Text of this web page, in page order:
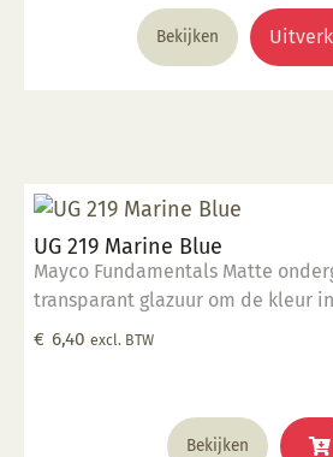
€ 5,63. € 1,24.
Bekijken
UG 219 Marine Blue
Mayco Fundamentals Matte
transparant glazuur om de kleur
Geschikt voor gebruiksgoed mits
€ 6,40 excl. BTW
Bekijken